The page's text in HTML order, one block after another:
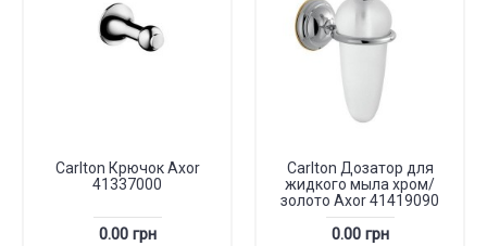
Carlton Крючок Axor
41337000
0.00 грн
Carlton Дозатор для
жидкого мыла хром/
золото Axor 41419090
0.00 грн